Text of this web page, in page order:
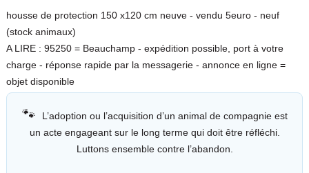
housse de protection 150 x120 cm neuve - vendu 5euro - neuf
(stock animaux)
A LIRE : 95250 = Beauchamp - expédition possible, port à votre
charge - réponse rapide par la messagerie - annonce en ligne =
objet disponible
🐾
L’adoption ou l’acquisition d’un animal de compagnie est
un acte engageant sur le long terme qui doit être réfléchi.
Luttons ensemble contre l’abandon.